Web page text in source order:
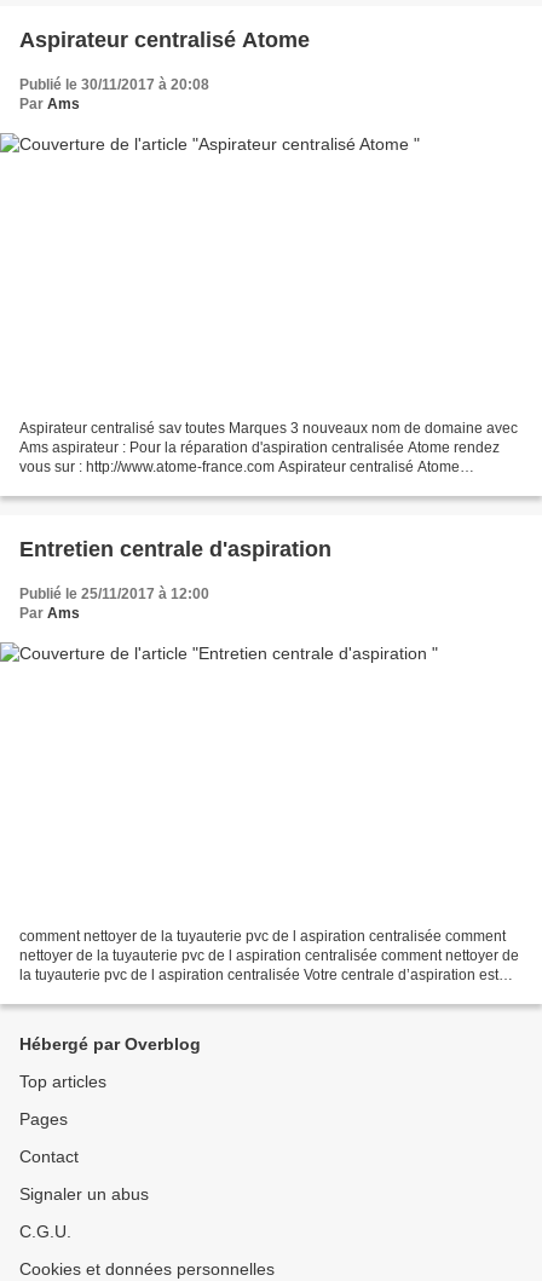
Aspirateur centralisé Atome
Publié le 30/11/2017 à 20:08
Par Ams
Aspirateur centralisé sav toutes Marques 3 nouveaux nom de domaine avec
Ams aspirateur : Pour la réparation d'aspiration centralisée Atome rendez
vous sur : http://www.atome-france.com Aspirateur centralisé Atome
Entretien centrale d'aspiration
Publié le 25/11/2017 à 12:00
Par Ams
comment nettoyer de la tuyauterie pvc de l aspiration centralisée comment
nettoyer de la tuyauterie pvc de l aspiration centralisée comment nettoyer de
la tuyauterie pvc de l aspiration centralisée Votre centrale d’aspiration est
Hébergé par Overblog
Top articles
Pages
Contact
Signaler un abus
C.G.U.
Cookies et données personnelles